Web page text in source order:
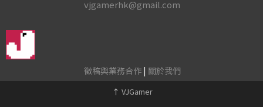
vjgamerhk@gmail.com
徵稿與業務合作| 關於我們
↑ VJGamer